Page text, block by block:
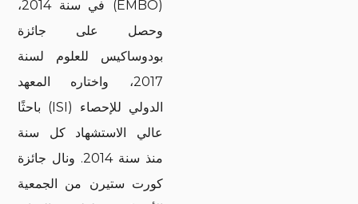
(EMBO) في سنة 2014،
وحصل على جائزة
بودوساكيس للعلوم لسنة
2017، واختاره المعهد
الدولي للإحصاء (ISI) باحثًا
عالي الاستشهاد كل سنة
منذ سنة 2014. ونال جائزة
كورت ستيرن من الجمعية